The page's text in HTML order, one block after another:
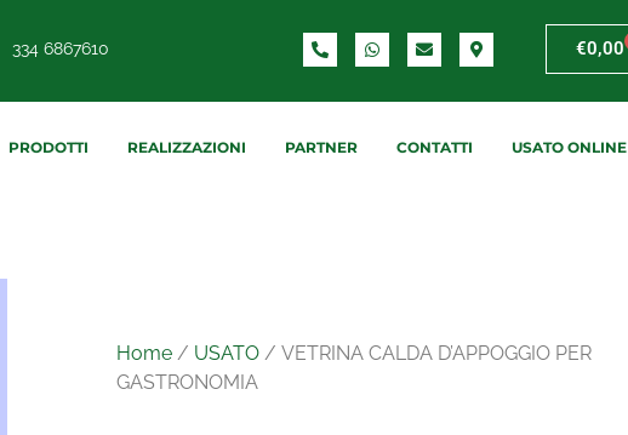
334 6867610 €0,00
PRODOTTI REALIZZAZIONI PARTNER CONTATTI USATO ONLINE
Home / USATO / VETRINA CALDA D’APPOGGIO PER
GASTRONOMIA